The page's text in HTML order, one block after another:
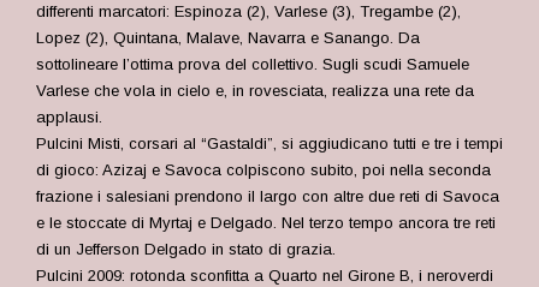
differenti marcatori: Espinoza (2), Varlese (3), Tregambe (2),
Lopez (2), Quintana, Malave, Navarra e Sanango. Da
sottolineare l’ottima prova del collettivo. Sugli scudi Samuele
Varlese che vola in cielo e, in rovesciata, realizza una rete da
applausi.
Pulcini Misti, corsari al “Gastaldi”, si aggiudicano tutti e tre i tempi
di gioco: Azizaj e Savoca colpiscono subito, poi nella seconda
frazione i salesiani prendono il largo con altre due reti di Savoca
e le stoccate di Myrtaj e Delgado. Nel terzo tempo ancora tre reti
di un Jefferson Delgado in stato di grazia.
Pulcini 2009: rotonda sconfitta a Quarto nel Girone B, i neroverdi